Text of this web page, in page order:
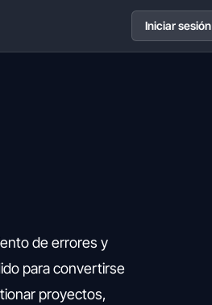
Iniciar sesión
de errores y
para convertirse
proyectos,